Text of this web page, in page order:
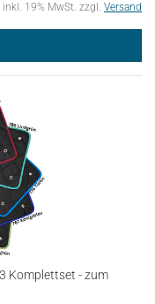
inkl. 19% MwSt. zzgl. Versand
Komplettset - zum